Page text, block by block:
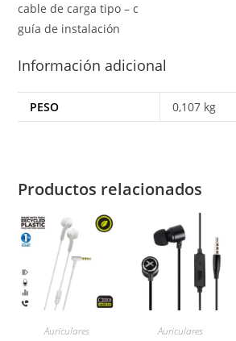
cable de carga tipo – c
guía de instalación
Información adicional
PESO 0,107 kg
Productos relacionados
Auriculares Auriculares